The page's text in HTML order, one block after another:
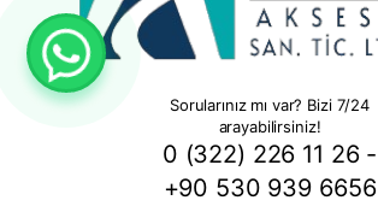
Sorularınız mı var? Bizi 7/24
arayabilirsiniz!
0 (322) 226 11 26 -
+90 530 939 6656